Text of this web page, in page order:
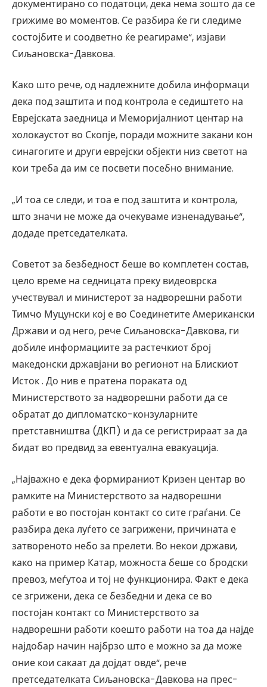
документирано со податоци, дека нема зошто да се
грижиме во моментов. Се разбира ќе ги следиме
состојбите и соодветно ќе реагираме“, изјави
Сиљановска-Давкова.
Како што рече, од надлежните добила информаци
дека под заштита и под контрола е седиштето на
Еврејската заедница и Меморијалниот центар на
холокаустот во Скопје, поради можните закани кон
синагогите и други еврејски објекти низ светот на
кои треба да им се посвети посебно внимание.
„И тоа се следи, и тоа е под заштита и контрола,
што значи не може да очекуваме изненадување“,
додаде претседателката.
Советот за безбедност беше во комплетен состав,
цело време на седницата преку видеоврска
учествувал и министерот за надворешни работи
Тимчо Муцунски кој е во Соединетите Американски
Држави и од него, рече Сиљановска-Давкова, ги
добиле информациите за растечкиот број
македонски државјани во регионот на Блискиот
Исток . До нив е пратена пораката од
Министерството за надворешни работи да се
обратат до дипломатско-конзуларните
претставништва (ДКП) и да се регистрираат за да
бидат во предвид за евентуална евакуација.
„Најважно е дека формираниот Кризен центар во
рамките на Министерството за надворешни
работи е во постојан контакт со сите граѓани. Се
разбира дека луѓето се загрижени, причината е
затвореното небо за прелети. Во некои држави,
како на пример Катар, можноста беше со бродски
превоз, меѓутоа и тој не функционира. Факт е дека
се згрижени, дека се безбедни и дека се во
постојан контакт со Министерството за
надворешни работи коешто работи на тоа да најде
најдобар начин најбрзо што е можно за да може
оние кои сакаат да дојдат овде“, рече
претседателката Сиљановска-Давкова на прес-